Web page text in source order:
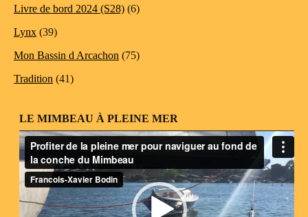
Livre de bord 2024 (S28) (6)
Lynx (39)
Mon Bassin d Arcachon (75)
Tradition (41)
LE MIMBEAU À PLEINE MER
Lecteur
vidéo